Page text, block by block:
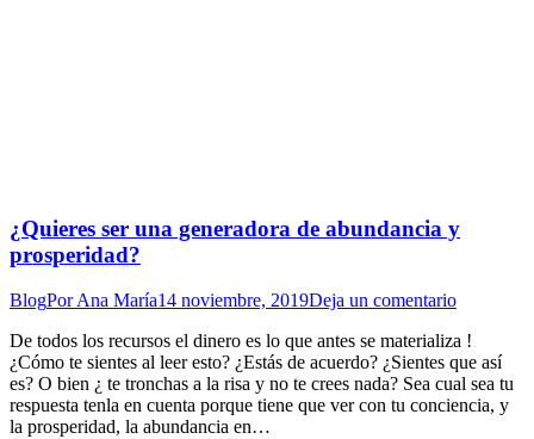
¿Quieres ser una generadora de abundancia y
prosperidad?
BlogPorAna María14 noviembre, 2019Deja un comentario
De todos los recursos el dinero es lo que antes se materializa !
¿Cómo te sientes al leer esto? ¿Estás de acuerdo? ¿Sientes que así
es? O bien ¿ te tronchas a la risa y no te crees nada? Sea cual sea tu
respuesta tenla en cuenta porque tiene que ver con tu conciencia, y
la prosperidad, la abundancia en…